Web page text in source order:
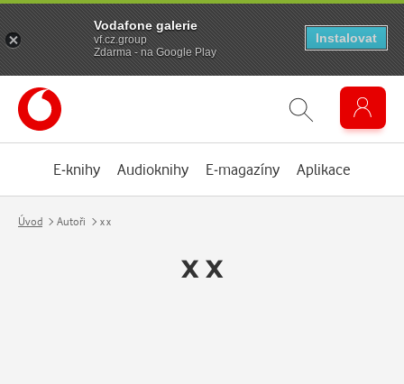
E-knihy Audioknihy E-magazíny Aplikace
Úvod Autoři x x
x x
Vodafone galerie
vf.cz.group
Zdarma - na Google Play
Instalovat